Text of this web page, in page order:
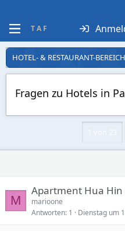
T A F
HOTEL- & RESTAURANT-BEREICH
Fragen zu Hotels in
M
Apartment Hua Hin
marioone
Antworten 1 Dienstag um